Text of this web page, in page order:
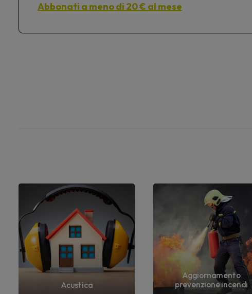
Abbonati a meno di 20 € al mese
Acustica
Aggiornamento
prevenzione incendi